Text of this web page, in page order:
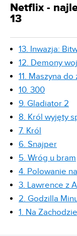
Netflix -
13
13. Inwazja:
12. Demony
11. Maszyna
10. 300
9. Gladiator 2
8. Król wyjęty
7. Król
6. Snajper
5. Wróg u bram
4. Polowanie
3. Lawrence z
2. Godzilla
1. Na